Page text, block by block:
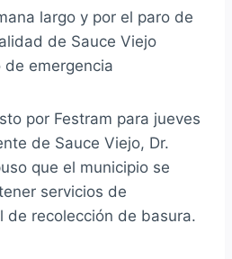
largo y por el paro de
de Sauce Viejo
emergencia
por Festram para jueves
de Sauce Viejo, Dr.
que el municipio se
servicios de
de recolección de basura.